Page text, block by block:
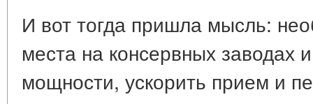
И вот тогда пришла мысль:
места на консервных заводах
мощности, ускорить прием и